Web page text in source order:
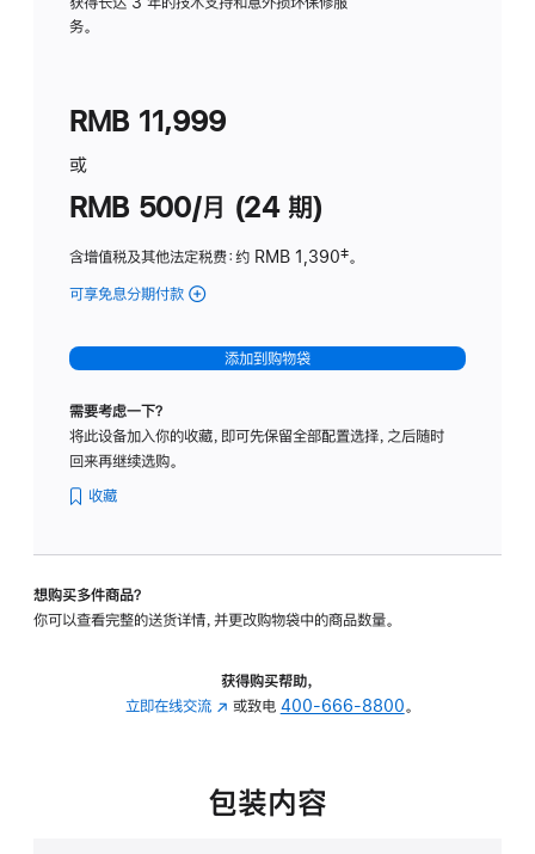
务。
RMB 11,999
或
RMB 500/月 (24 期)
含增值税及其他法定税费：约 RMB 1,390脚
‡。
可享免息分期付款 (Studio
-
标
璃
转
的
添加到购物袋
需要考虑一下？
将此设备加入你的收藏，即可先保留全部配置选择，之后随时
回来再继续选购。
收藏
想购买多件商品？
你可以查看完整的送货详情，并更改购物袋中的商品数量。
获得购买帮助，
立即在线交流 (在
中
或致电 400-666-8800。
包装内容